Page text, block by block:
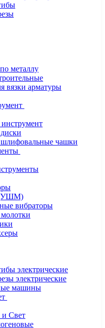
металлу
вязки арматуры
чашки
(УШМ)
вибраторы
электрические
электрические
машины
и Свет